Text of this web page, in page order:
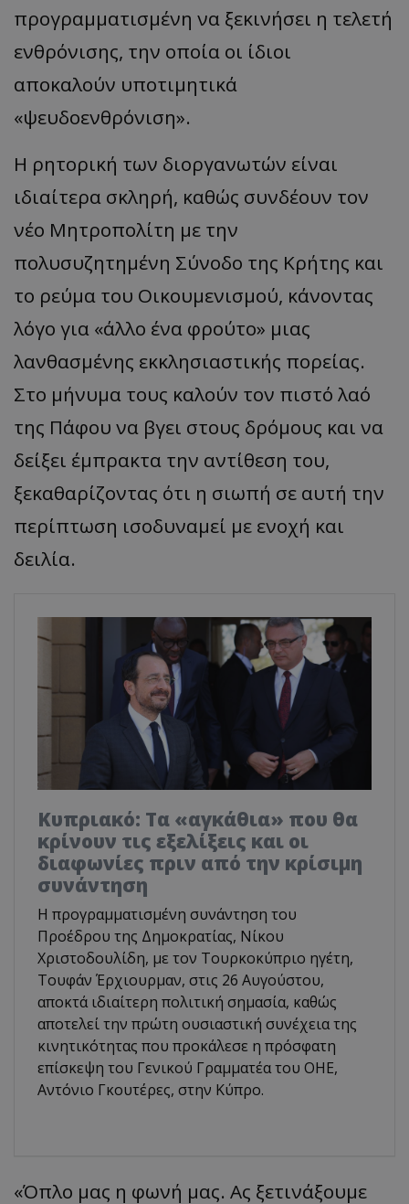
προγραμματισμένη να ξεκινήσει η τελετή
ενθρόνισης, την οποία οι ίδιοι
αποκαλούν υποτιμητικά
«ψευδοενθρόνιση».
​Η ρητορική των διοργανωτών είναι
ιδιαίτερα σκληρή, καθώς συνδέουν τον
νέο Μητροπολίτη με την
πολυσυζητημένη Σύνοδο της Κρήτης και
το ρεύμα του Οικουμενισμού, κάνοντας
λόγο για «άλλο ένα φρούτο» μιας
λανθασμένης εκκλησιαστικής πορείας.
Στο μήνυμα τους καλούν τον πιστό λαό
της Πάφου να βγει στους δρόμους και να
δείξει έμπρακτα την αντίθεση του,
ξεκαθαρίζοντας ότι η σιωπή σε αυτή την
περίπτωση ισοδυναμεί με ενοχή και
δειλία.
Κυπριακό: Τα «αγκάθια» που θα
κρίνουν τις εξελίξεις και οι
διαφωνίες πριν από την κρίσιμη
συνάντηση
Η προγραμματισμένη συνάντηση του
Προέδρου της Δημοκρατίας, Νίκου
Χριστοδουλίδη, με τον Τουρκοκύπριο ηγέτη,
Τουφάν Έρχιουρμαν, στις 26 Αυγούστου,
αποκτά ιδιαίτερη πολιτική σημασία, καθώς
αποτελεί την πρώτη ουσιαστική συνέχεια της
κινητικότητας που προκάλεσε η πρόσφατη
επίσκεψη του Γενικού Γραμματέα του ΟΗΕ,
Αντόνιο Γκουτέρες, στην Κύπρο.
​«Όπλο μας η φωνή μας. Ας ξετινάξουμε